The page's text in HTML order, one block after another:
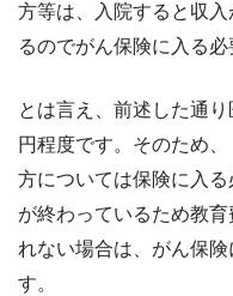
方等は、入院すると収
るのでがん保険に入る必
とは言え、前述した通
円程度です。そのため
方については保険に入
が終わっているため教
れない場合は、がん保
す。